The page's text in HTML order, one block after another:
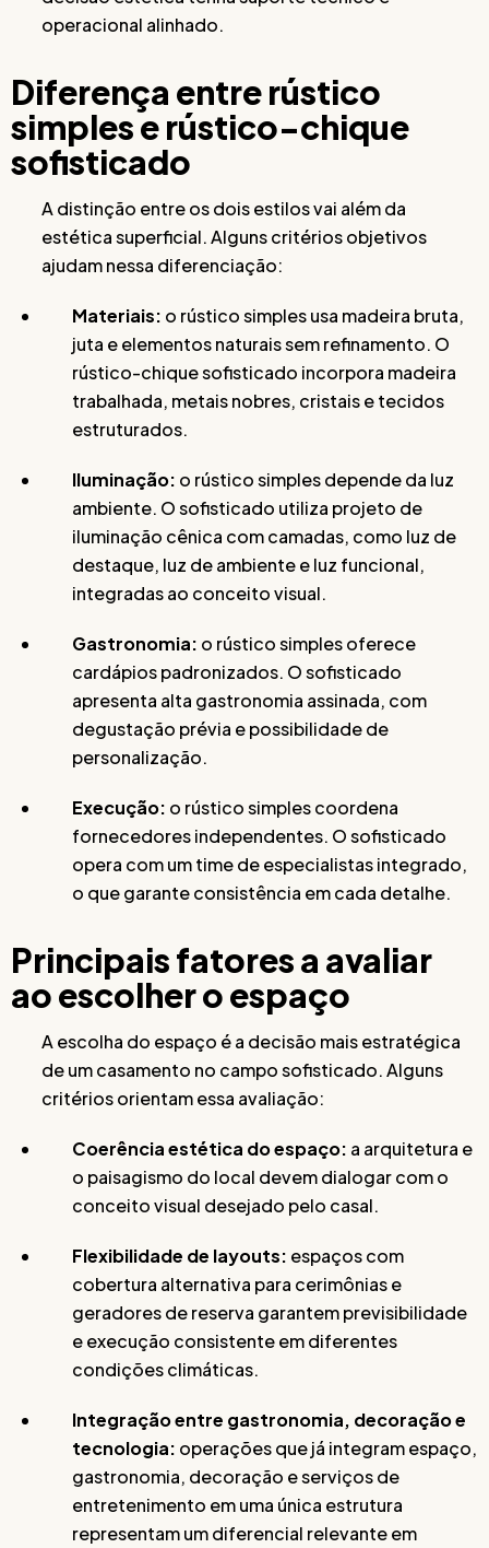
operacional alinhado.
Diferença entre rústico
simples e rústico-chique
sofisticado
A distinção entre os dois estilos vai além da
estética superficial. Alguns critérios objetivos
ajudam nessa diferenciação:
Materiais: o rústico simples usa madeira bruta,
juta e elementos naturais sem refinamento. O
rústico-chique sofisticado incorpora madeira
trabalhada, metais nobres, cristais e tecidos
estruturados.
Iluminação: o rústico simples depende da luz
ambiente. O sofisticado utiliza projeto de
iluminação cênica com camadas, como luz de
destaque, luz de ambiente e luz funcional,
integradas ao conceito visual.
Gastronomia: o rústico simples oferece
cardápios padronizados. O sofisticado
apresenta alta gastronomia assinada, com
degustação prévia e possibilidade de
personalização.
Execução: o rústico simples coordena
fornecedores independentes. O sofisticado
opera com um time de especialistas integrado,
o que garante consistência em cada detalhe.
Principais fatores a avaliar
ao escolher o espaço
A escolha do espaço é a decisão mais estratégica
de um casamento no campo sofisticado. Alguns
critérios orientam essa avaliação:
Coerência estética do espaço: a arquitetura e
o paisagismo do local devem dialogar com o
conceito visual desejado pelo casal.
Flexibilidade de layouts: espaços com
cobertura alternativa para cerimônias e
geradores de reserva garantem previsibilidade
e execução consistente em diferentes
condições climáticas.
Integração entre gastronomia, decoração e
tecnologia: operações que já integram espaço,
gastronomia, decoração e serviços de
entretenimento em uma única estrutura
representam um diferencial relevante em